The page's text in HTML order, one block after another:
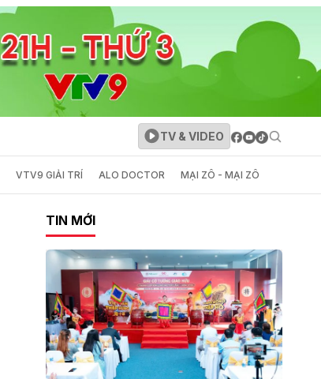
TV & VIDEO
VTV9 GIẢI TRÍ ALO DOCTOR MẠI ZÔ - MẠI ZÔ
TIN MỚI